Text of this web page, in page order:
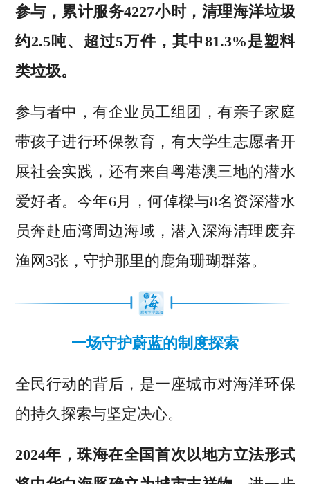
参与，累计服务4227小时，清理海洋垃圾
约2.5吨、超过5万件，其中81.3%是塑料
类垃圾。
参与者中，有企业员工组团，有亲子家庭
带孩子进行环保教育，有大学生志愿者开
展社会实践，还有来自粤港澳三地的潜水
爱好者。今年6月，何倬樑与8名资深潜水
员奔赴庙湾周边海域，潜入深海清理废弃
渔网3张，守护那里的鹿角珊瑚群落。
一场守护蔚蓝的制度探索
全民行动的背后，是一座城市对海洋环保
的持久探索与坚定决心。
2024年，珠海在全国首次以地方立法形式